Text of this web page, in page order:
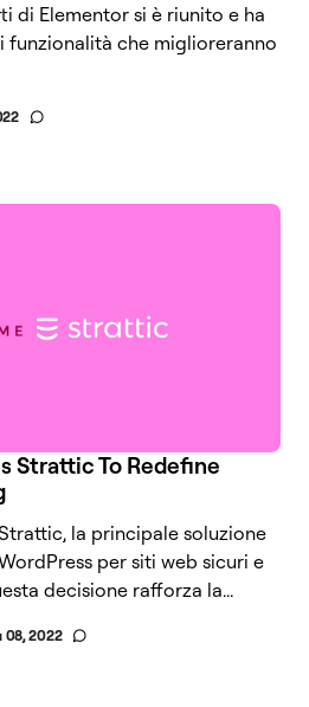
di Elementor si è riunito e ha
funzionalità che miglioreranno
Strattic To Redefine
la principale soluzione
per siti web sicuri e
decisione rafforza la...
08, 2022